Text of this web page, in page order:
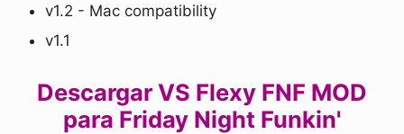
v1.2 - Mac compatibility
v1.1
Descargar VS Flexy FNF MOD
para Friday Night Funkin'